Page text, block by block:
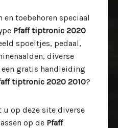
toebehoren speciaal
Pfaff tiptronic 2020
spoeltjes, pedaal,
diverse
gratis handleiding
tiptronic 2020 2010?
u op deze site diverse
op de Pfaff